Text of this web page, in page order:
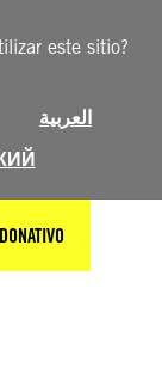
este sitio?
العربية